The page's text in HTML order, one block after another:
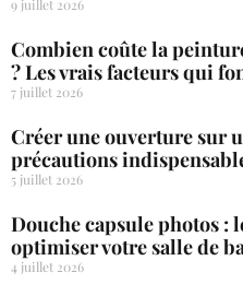
9 juillet 2026
Combien coûte la
? Les vrais facteurs qui
7 juillet 2026
Créer une ouverture sur
précautions
5 juillet 2026
Douche capsule photos :
optimiser votre salle de
4 juillet 2026